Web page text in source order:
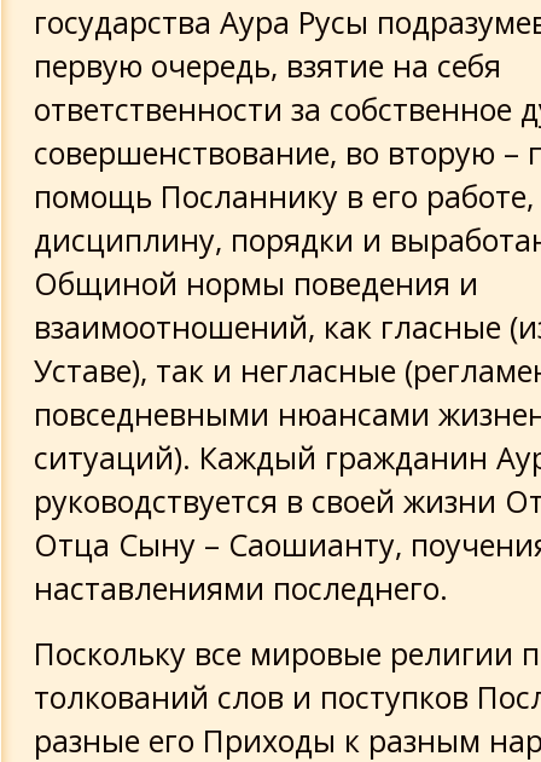
государства Аура Русы
первую очередь, взятие на себя
ответственности за собственное
совершенствование, во вторую –
помощь Посланнику в его
дисциплину, порядки и
Общиной нормы поведения и
взаимоотношений, как гласные
Уставе), так и негласные
повседневными нюансами
ситуаций). Каждый гражданин
руководствуется в своей жизни
Отца Сыну – Саошианту,
наставлениями последнего.
Поскольку все мировые религии
толкований слов и поступков
разные его Приходы к разным